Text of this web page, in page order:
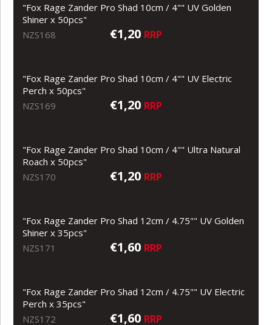
"Fox Rage Zander Pro Shad 10cm / 4"" UV Golden
Shiner x 50pcs"
NZS168
€1,20 RRP
"Fox Rage Zander Pro Shad 10cm / 4"" UV Electric
Perch x 50pcs"
NZS169
€1,20 RRP
"Fox Rage Zander Pro Shad 10cm / 4"" Ultra Natural
Roach x 50pcs"
NZS170
€1,20 RRP
"Fox Rage Zander Pro Shad 12cm / 4.75"" UV Golden
Shiner x 35pcs"
NZS171
€1,60 RRP
"Fox Rage Zander Pro Shad 12cm / 4.75"" UV Electric
Perch x 35pcs"
NZS172
€1,60 RRP